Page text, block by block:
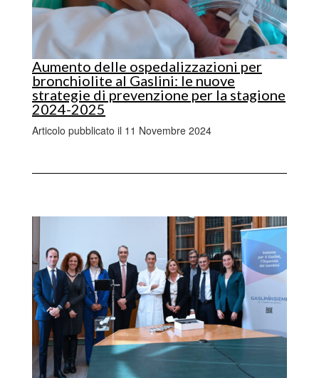
Aumento delle ospedalizzazioni per
bronchiolite al Gaslini: le nuove
strategie di prevenzione per la stagione
2024-2025
Articolo pubblicato il 11 Novembre 2024